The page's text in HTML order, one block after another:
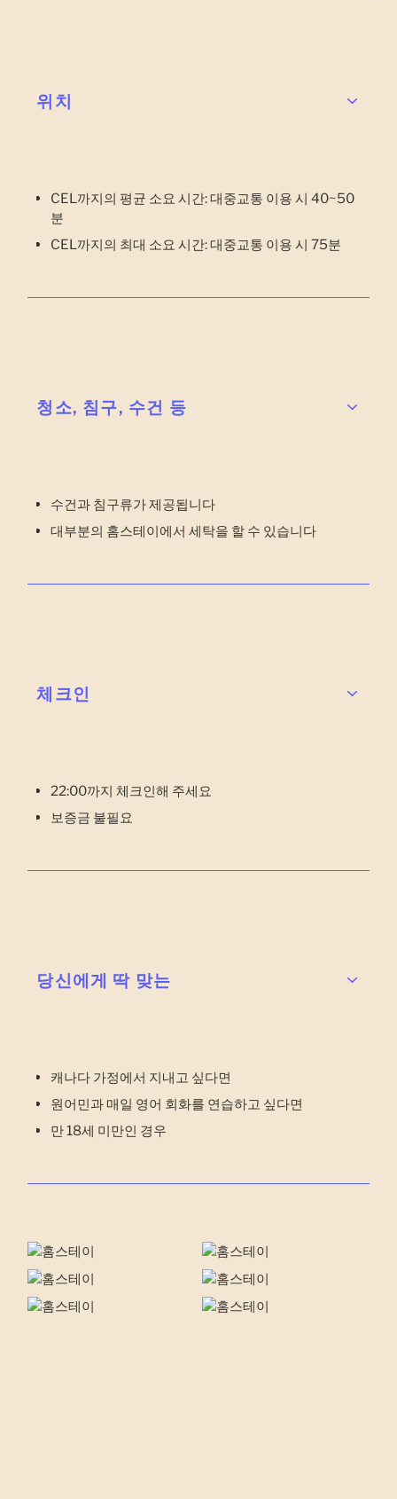
위치
CEL까지의 평균 소요 시간: 대중교통 이용 시 40~50
분
CEL까지의 최대 소요 시간: 대중교통 이용 시 75분
청소, 침구, 수건 등
수건과 침구류가 제공됩니다
대부분의 홈스테이에서 세탁을 할 수 있습니다
체크인
22:00까지 체크인해 주세요
보증금 불필요
당신에게 딱 맞는
캐나다 가정에서 지내고 싶다면
원어민과 매일 영어 회화를 연습하고 싶다면
만 18세 미만인 경우